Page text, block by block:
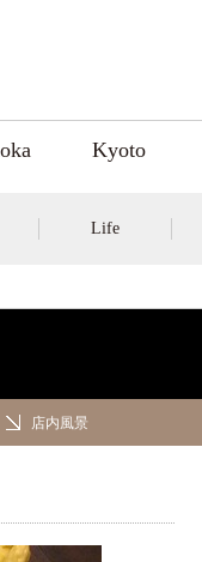
Kyoto
Life
店内風景